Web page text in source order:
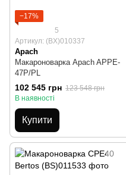
−17%
5
Артикул: (BX)010337
Apach
Макароноварка Apach APPE-
47P/PL
102 545 грн 123 548 грн
В наявності
Купити